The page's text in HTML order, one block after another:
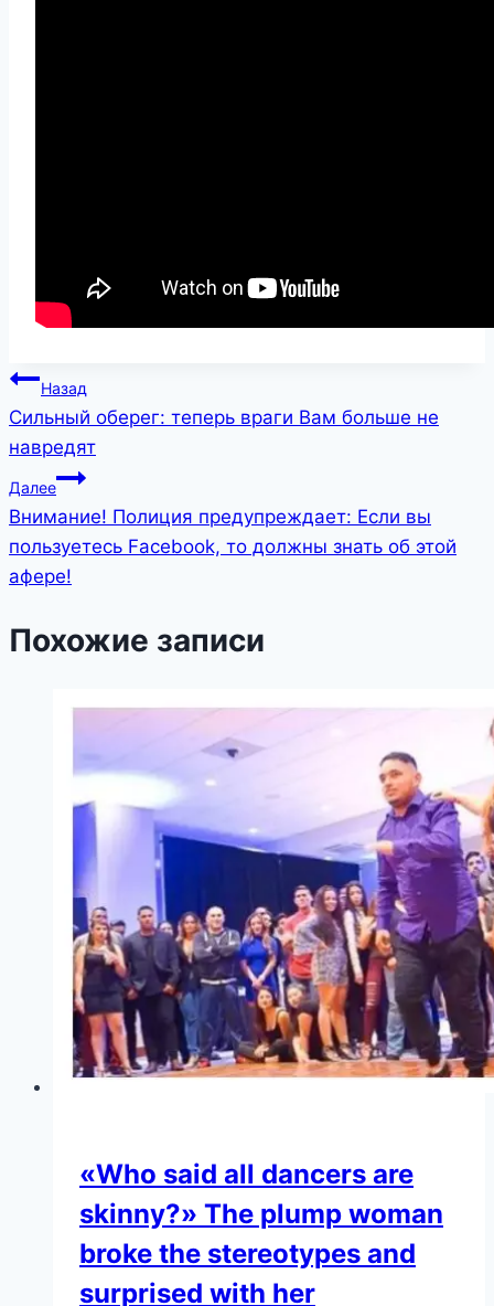
Навигация
по
записям
Назад
Сильный оберег: теперь враги Вам больше не
навредят
Далее
Внимание! Полиция предупреждает: Если вы
пользуетесь Facebook, то должны знать об этой
афере!
Похожие записи
«Who said all dancers are
skinny?» The plump woman
broke the stereotypes and
surprised with her